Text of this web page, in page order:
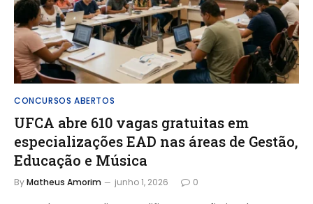
CONCURSOS ABERTOS
UFCA abre 610 vagas gratuitas em
especializações EAD nas áreas de Gestão,
Educação e Música
ByMatheus Amorim junho 1, 2026 0